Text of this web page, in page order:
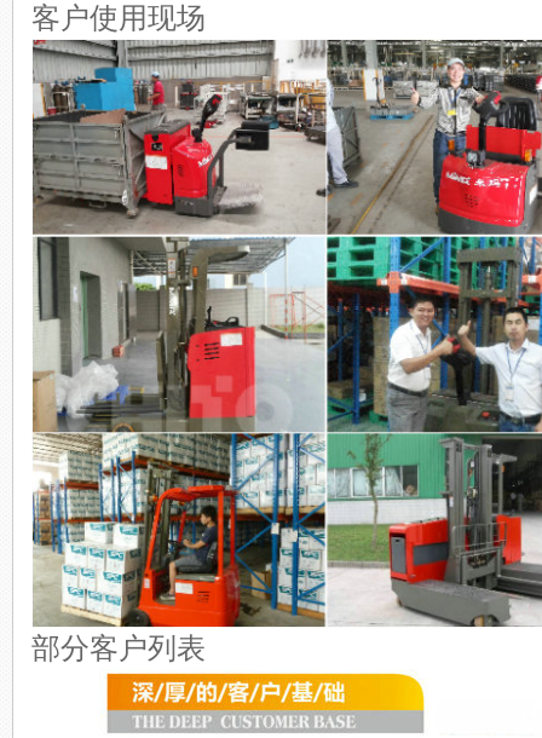
客户使用现场
部分客户列表